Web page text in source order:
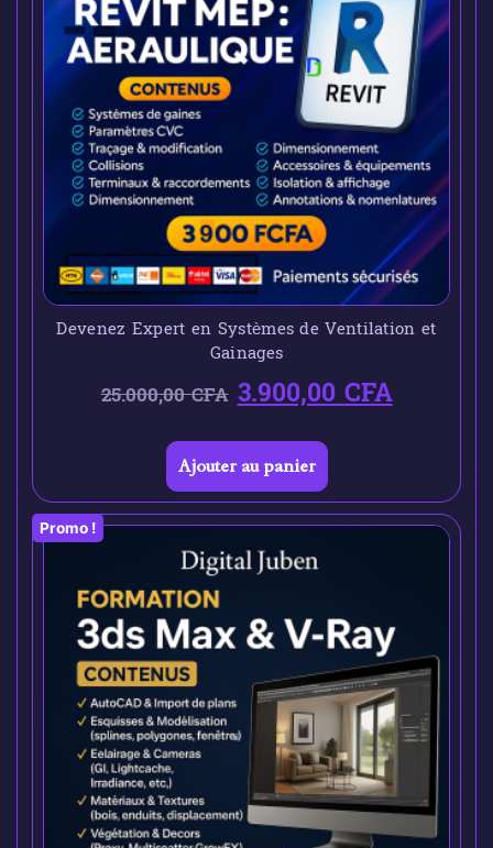
Devenez Expert en Systèmes de Ventilation et
Gainages
25.000,00CFA 3.900,00CFA
Ajouter au panier
Promo !